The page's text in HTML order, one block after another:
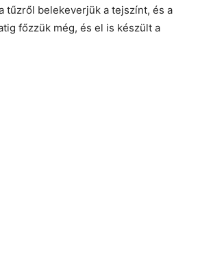
tűzről belekeverjük a tejszínt, és a
főzzük még, és el is készült a